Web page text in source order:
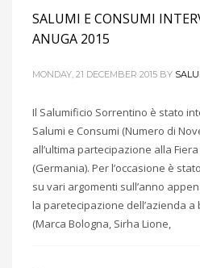
SALUMI E CONSUMI
ANUGA 2015
MONDAY, 21 DECEMBER 2015 BY
Il Salumificio Sorrentino è stato
Salumi e Consumi (Numero di
all’ultima partecipazione alla
(Germania). Per l’occasione è
su vari argomenti sull’anno
la paretecipazione dell’azienda a
(Marca Bologna, Sirha Lione,